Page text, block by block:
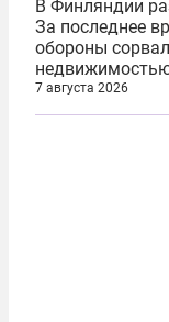
В Финляндии
За последнее
обороны
фирмами с
заявили, что
7 августа 2026